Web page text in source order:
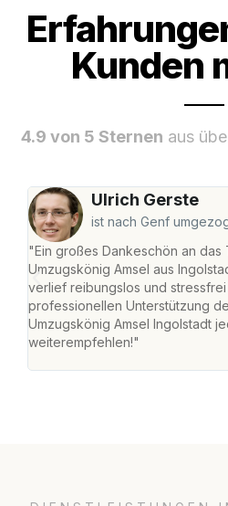
Kunden
4.9 von 5 Sternen aus
Ulrich Gerste
ist nach Genf
"Ein großes Dankeschön an das
Umzugskönig Amsel aus
verlief reibungslos und
professionellen Unterstützung
Umzugskönig Amsel Ingolstadt
weiterempfehlen!"